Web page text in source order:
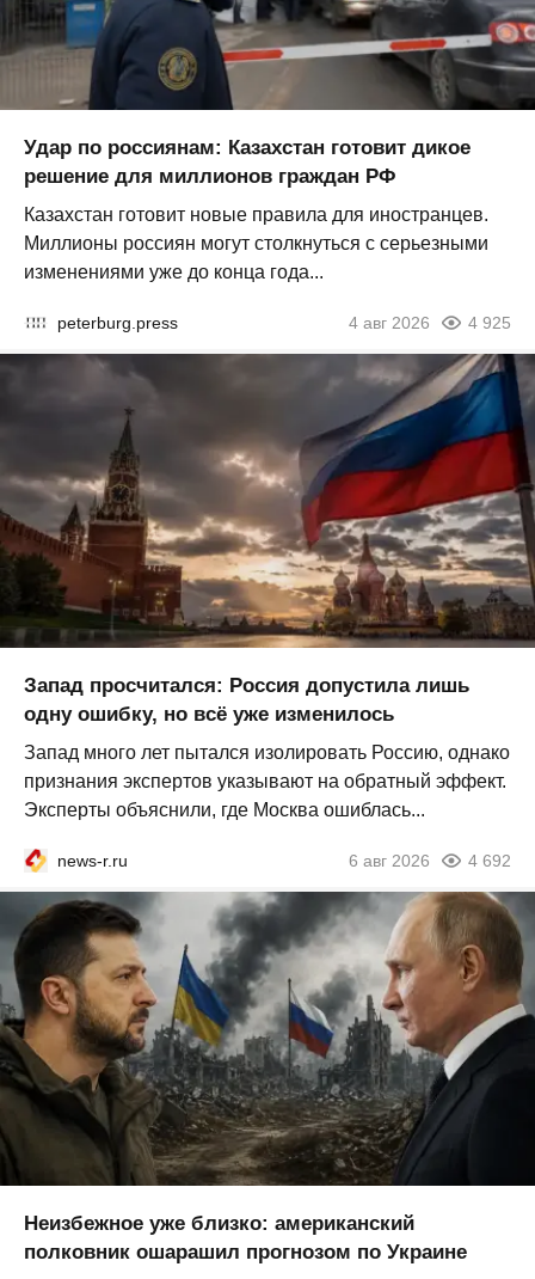
Удар по россиянам: Казахстан готовит дикое
решение для миллионов граждан РФ
Казахстан готовит новые правила для иностранцев.
Миллионы россиян могут столкнуться с серьезными
изменениями уже до конца года...
peterburg.press 4 авг 2026 4 925
Запад просчитался: Россия допустила лишь
одну ошибку, но всё уже изменилось
Запад много лет пытался изолировать Россию, однако
признания экспертов указывают на обратный эффект.
Эксперты объяснили, где Москва ошиблась...
news-r.ru 6 авг 2026 4 692
Неизбежное уже близко: американский
полковник ошарашил прогнозом по Украине